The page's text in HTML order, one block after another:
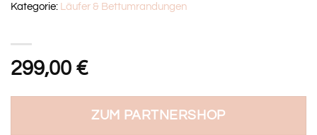
299,00 €
ZUM PARTNERSHOP
Kategorie: Läufer & Bettumrandungen